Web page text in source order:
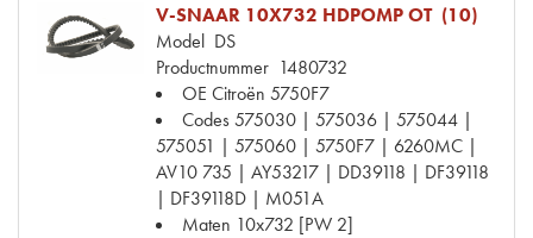
V-SNAAR 10X732 HDPOMP OT (10)
Model DS
Productnummer 1480732
OE Citroën 5750F7
Codes575030 | 575036 | 575044 |
575051 | 575060 | 5750F7 | 6260MC |
AV10 735 | AY53217 | DD39118 | DF39118
| DF39118D | M051A
Maten 10x732 [PW 2]